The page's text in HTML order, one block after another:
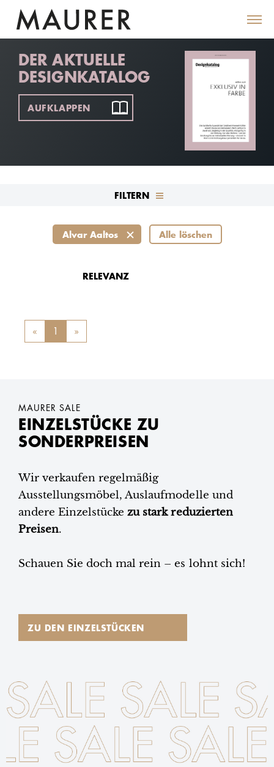
DER AKTUELLE
DESIGNKATALOG
AUFKLAPPEN
FILTERN
Alvar Aaltos Alle löschen
RELEVANZ
« Previous
1 »
MAURER SALE
EINZELSTÜCKE ZU
SONDERPREISEN
Wir verkaufen regelmäßig
Ausstellungsmöbel, Auslaufmodelle und
andere Einzelstücke zu stark reduzierten
Preisen.
Schauen Sie doch mal rein – es lohnt sich!
ZU DEN EINZELSTÜCKEN